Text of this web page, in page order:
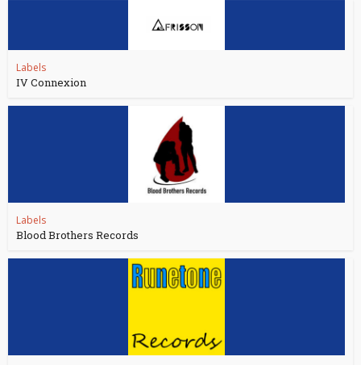
Labels
IV Connexion
Labels
Blood Brothers Records